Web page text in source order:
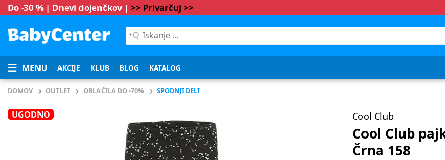
Do -30 % | Dnevi dojenčkov | >> Privarčuj >>
Iskanje
...
MENU AKCIJE KLUB BLOG KATALOG
DOMOV OUTLET OBLAČILA DO -70% SPODNJI DELI
UGODNO Cool Club
Cool Club
Črna 158